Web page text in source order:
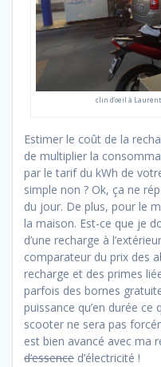
clin d’oeil à
Estimer le coût de la
de multiplier la
par le tarif du kWh de
simple non ? Ok, ça ne
du jour. De plus, pour le
la maison. Est-ce que je
d’une recharge à
comparateur du prix des
recharge et des primes
parfois des bornes
puissance qu’en durée
scooter ne sera pas
est bien avancé avec ma
d’essence d’électricité !